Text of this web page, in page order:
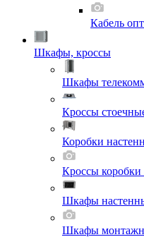
Кабель
Шкафы, кроссы
Шкафы
Кроссы
Коробки
Кроссы
Шкафы
Шкафы